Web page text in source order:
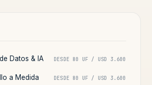
Datos & IA DESDE 80 UF / USD 3.600
a Medida DESDE 80 UF / USD 3.600